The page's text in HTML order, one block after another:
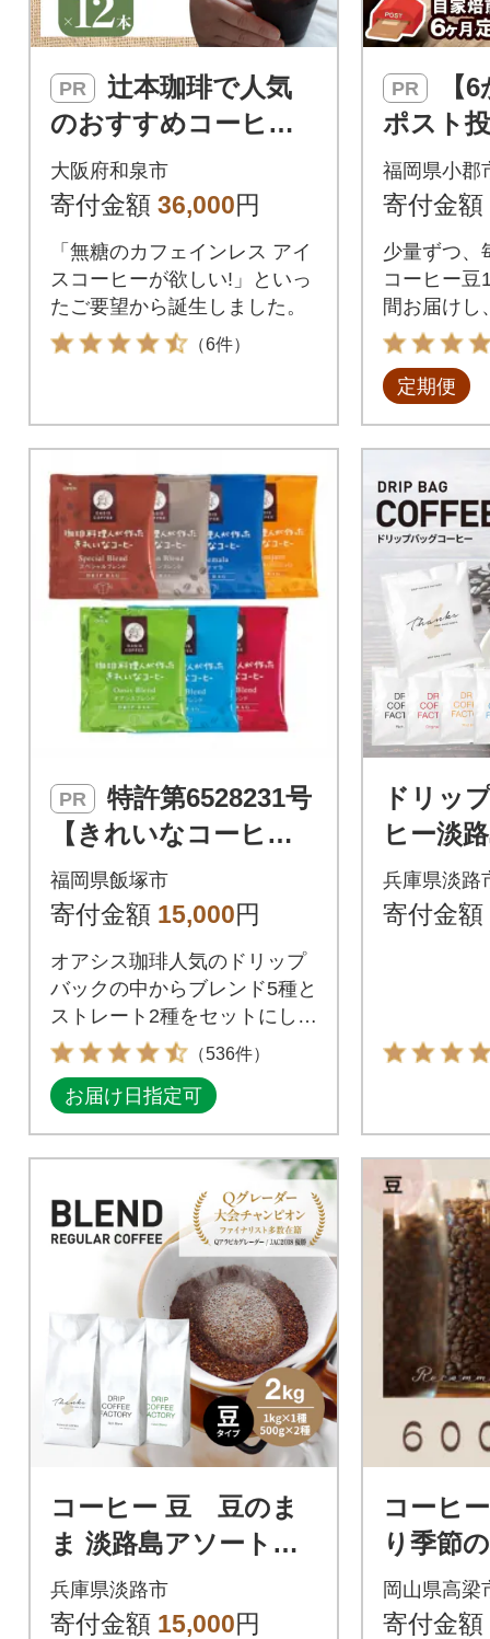
PR
のおすすめコーヒー
アイスコーヒー デカ
フェハウスブレンド
大阪府和泉市
寄付金額 36,000円
「無糖のカフェインレス アイ
スコーヒーが欲しい!」といっ
たご要望から誕生しました。
（6件）
PR
ポスト
コーヒ
全12種
福岡県小郡
寄付金額
少量ずつ、
コーヒー豆
間お届けし
める自家焙
す。
定期便
PR
【きれいなコーヒ
ー】ドリップバッグ7
種セット(合計105袋)
福岡県飯塚市
寄付金額 15,000円
オアシス珈琲人気のドリップ
バックの中からブレンド5種と
ストレート2種をセットにしま
した。
（536件）
お届け日指定可
ドリッ
ヒー淡
セット
み比べ
兵庫県淡路
寄付金額
コーヒー 豆 豆のま
ま 淡路島アソートセ
ット 3種 2kg(500g×計
4袋) at14503
兵庫県淡路市
寄付金額 15,000円
コーヒ
り季節
ット
岡山県高梁
寄付金額